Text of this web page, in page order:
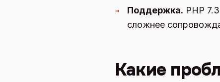
→ Поддержка. PHP
сложнее
Какие